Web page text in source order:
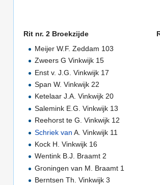
Rit nr. 2 Broekzijde
Meijer W.F. Zeddam 103
Zweers G Vinkwijk 15
Enst v. J.G. Vinkwijk 17
Span W. Vinkwijk 22
Ketelaar J.A. Vinkwijk 20
Salemink E.G. Vinkwijk 13
Reehorst te G. Vinkwijk 12
Schriek van A. Vinkwijk 11
Kock H. Vinkwijk 16
Wentink B.J. Braamt 2
Groningen van M. Braamt 1
Berntsen Th. Vinkwijk 3